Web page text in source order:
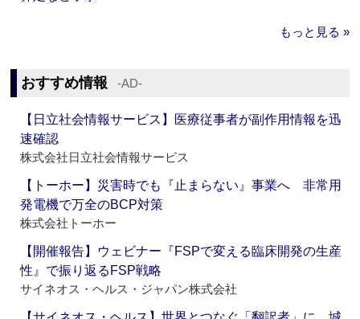
もっと見る »
おすすめ情報 ‐AD‐
【日立社会情報サービス】医療従事者が副作用情報を迅
速確認
株式会社日立社会情報サービス
【トーホー】災害時でも『止まらない』事業へ 非常用
発電機で万全のBCP対策
株式会社トーホー
【開催報告】ウェビナー『FSPで変える臨床開発の生産
性』で振り返るFSP戦略
サイネオス・ヘルス・ジャパン株式会社